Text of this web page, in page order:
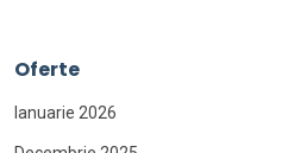
Oferte
Ianuarie 2026